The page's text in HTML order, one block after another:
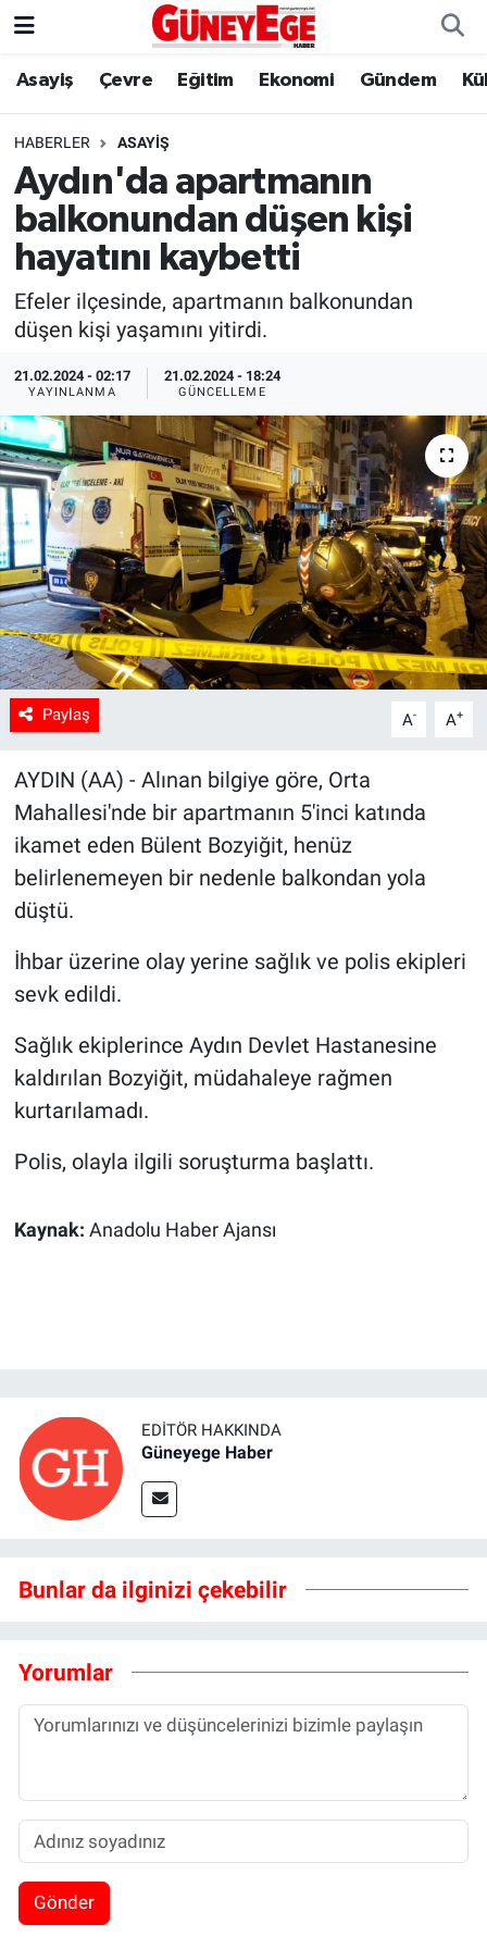
Asayiş Çevre Eğitim Ekonomi Gündem
HABERLER ASAYIŞ
Aydın'da apartmanın
balkonundan düşen kişi
hayatını kaybetti
Efeler ilçesinde, apartmanın balkonundan
düşen kişi yaşamını yitirdi.
21.02.2024 - 02:17
YAYINLANMA
21.02.2024 - 18:24
GÜNCELLEME
Paylaş A- A+
AYDIN (AA) - Alınan bilgiye göre, Orta
Mahallesi'nde bir apartmanın 5'inci katında
ikamet eden Bülent Bozyiğit, henüz
belirlenemeyen bir nedenle balkondan yola
düştü.
İhbar üzerine olay yerine sağlık ve polis ekipleri
sevk edildi.
Sağlık ekiplerince Aydın Devlet Hastanesine
kaldırılan Bozyiğit, müdahaleye rağmen
kurtarılamadı.
Polis, olayla ilgili soruşturma başlattı.
Kaynak: Anadolu Haber Ajansı
EDITÖR HAKKINDA
Güneyege Haber
Bunlar da ilginizi çekebilir
Yorumlar
Gönder
Asayiş
Çevre
Eğitim
Ekonomi
Gündem
Magazin
Politika
Sağlık
Spor
Yaşam
Tarım
İstanbul Hava Durumu
İstanbul Trafik Yoğunluk Haritası
Süper Lig Puan Durumu ve Fikstür
Tüm Manşetler
Son Dakika Haberleri